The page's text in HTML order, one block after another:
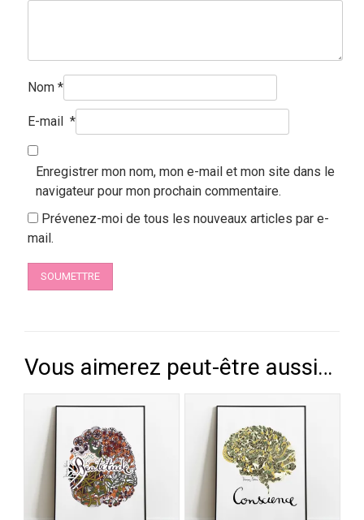
Nom *
E-mail *
Enregistrer mon nom, mon e-mail et mon site dans le
navigateur pour mon prochain commentaire.
Prévenez-moi de tous les nouveaux articles par e-
mail.
Vous aimerez peut-être aussi…